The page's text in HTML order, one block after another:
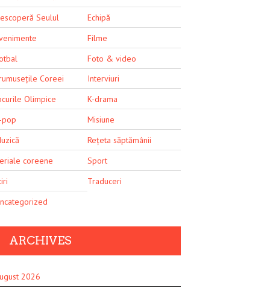
Seulul
Echipă
Filme
Foto & video
Coreei
Interviuri
Olimpice
K-drama
pop
Misiune
Rețeta săptămânii
coreene
Sport
Traduceri
ARCHIVES
2026